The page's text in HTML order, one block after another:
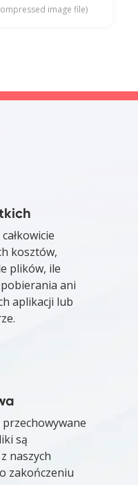
image file)
kosztów,
plików, ile
ani
aplikacji lub
są
naszych
zakończeniu